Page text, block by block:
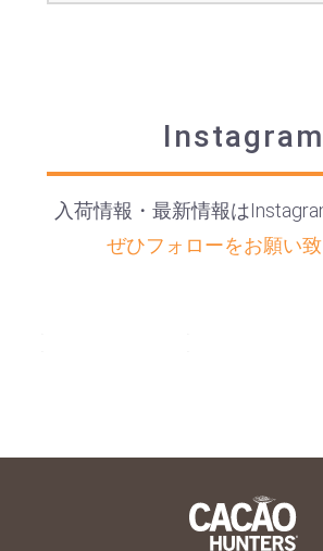
Instagram
入荷情報・最新情報は
ぜひフォローをお願い